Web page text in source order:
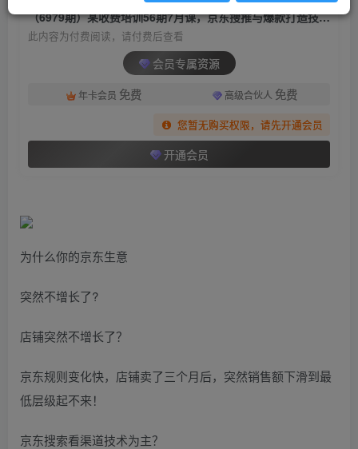
（6979期）某收费培训56期7月课，京东搜推与爆款打造技巧，站内外广告高ROI投放打法
此内容为付费阅读，请付费后查看
会员专属资源
年卡会员 免费 高级合伙人 免费
您暂无购买权限，请先开通会员
开通会员
为什么你的京东生意
突然不增长了?
店铺突然不增长了？
京东规则变化快，店铺卖了三个月后，突然销售额下滑到最
低层级起不来！
京东搜索看渠道技术为主？